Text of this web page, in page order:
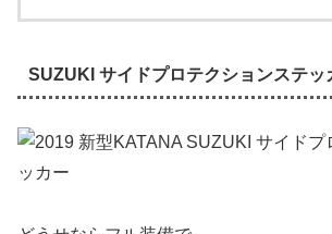
SUZUKI サイドプロテクションステッ